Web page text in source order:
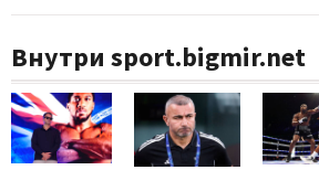
Внутри sport.bigmir.net